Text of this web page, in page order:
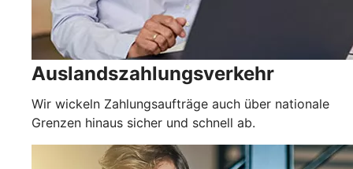
Auslandszahlungsverkehr
Wir wickeln Zahlungsaufträge auch über nationale
Grenzen hinaus sicher und schnell ab.